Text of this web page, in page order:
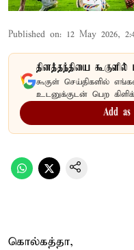
Published on: 12 May 2026,
தினத்தந்தியை கூகுளில்
கூகுள் செய்திகளில்
உடனுக்குடன் பெற
Add as
கொல்கத்தா,